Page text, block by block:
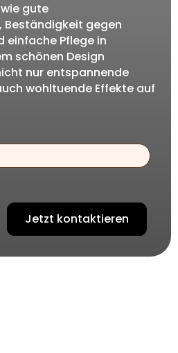
gute
Beständigkeit gegen
einfache Pflege in
schönen Design
nur entspannende
wohltuende Effekte auf
Jetzt kontaktieren